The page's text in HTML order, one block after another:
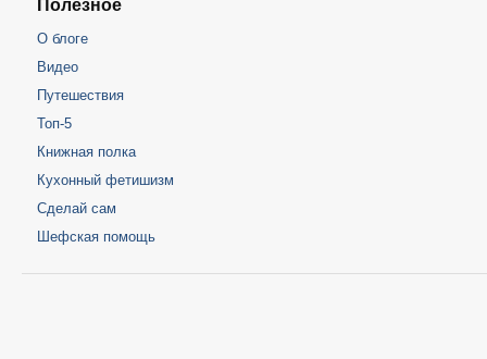
Полезное
О блоге
Видео
Путешествия
Топ-5
Книжная полка
Кухонный фетишизм
Сделай сам
Шефская помощь